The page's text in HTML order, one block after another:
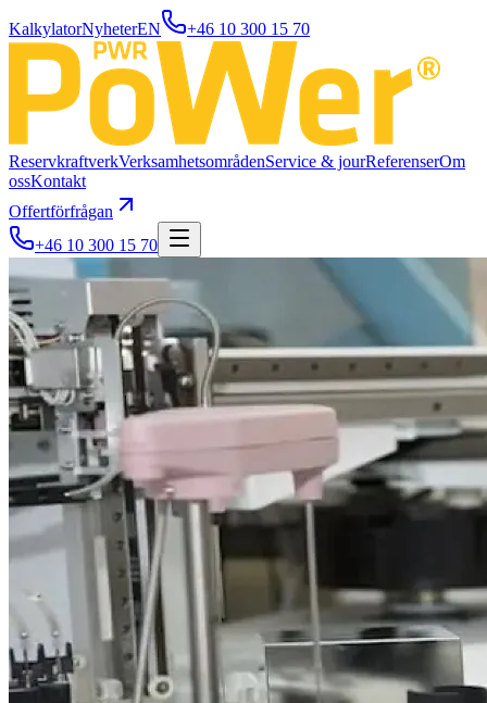
KalkylatorNyheterEN +46 10 300 15 70
ReservkraftverkVerksamhetsområdenService & jourReferenserOm
ossKontakt
Offertförfrågan
+46 10 300 15 70